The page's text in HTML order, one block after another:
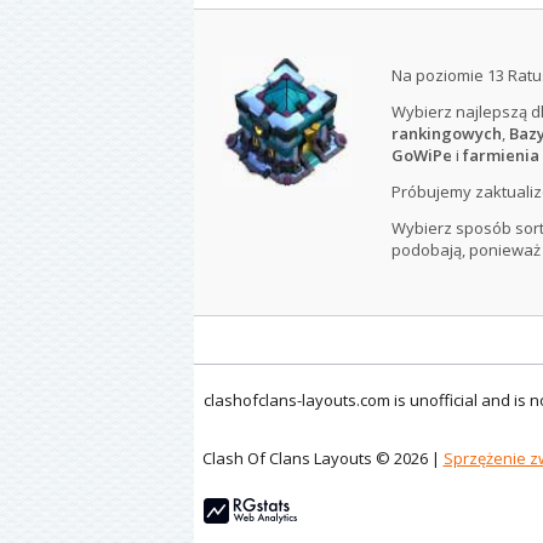
Na poziomie 13
Wybierz najlepszą
rankingowych,
GoWiPe i farmienia
Próbujemy
Wybierz sposób
podobają,
clashofclans-layouts.com is unofficial and is
Clash Of Clans Layouts © 2026 | Sprzężenie